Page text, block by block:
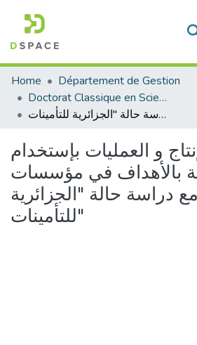
Communities & Collections
All of DSpace
Statistics
Home
Département de Gestion
Doctorat Classique en Science de Gestion
دراسة الإنتاج و العمليات بإستخدام البرمجة بالأهداف في مؤسسات الخدمات مع دراسة حالة "الجزائرية للتأمينات"
و العمليات بإستخدام
بالأهداف في مؤسسات
دراسة حالة "الجزائرية
للتأمينات"